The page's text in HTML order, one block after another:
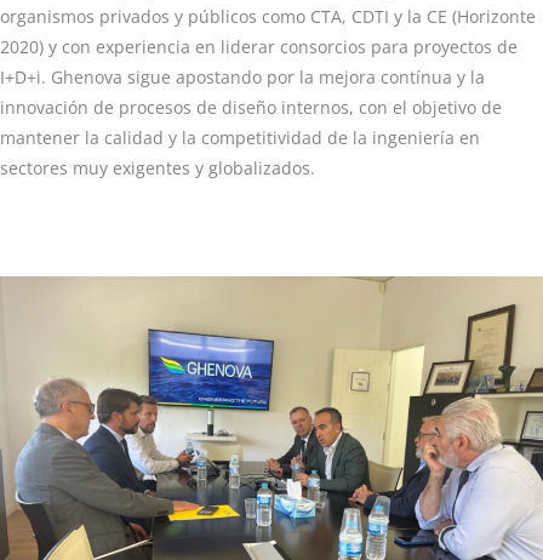
organismos privados y públicos como CTA, CDTI y la CE (Horizonte
2020) y con experiencia en liderar consorcios para proyectos de
I+D+i. Ghenova sigue apostando por la mejora contínua y la
innovación de procesos de diseño internos, con el objetivo de
mantener la calidad y la competitividad de la ingeniería en
sectores muy exigentes y globalizados.